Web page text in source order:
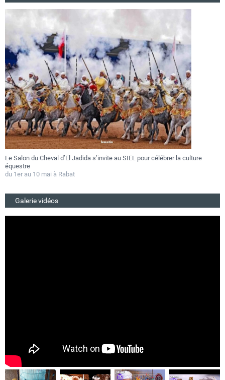
Festival Gnaoua 2026 : Essaouira au rythme des fusions musicales
au 27 juin
Du 25 au 27 juin 2026
Galerie vidéos